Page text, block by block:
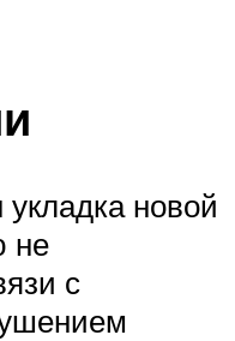
новой
не
с